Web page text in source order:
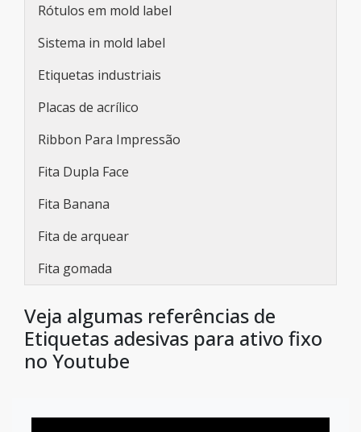
Rótulos em mold label
Sistema in mold label
Etiquetas industriais
Placas de acrílico
Ribbon Para Impressão
Fita Dupla Face
Fita Banana
Fita de arquear
Fita gomada
Veja algumas referências de
Etiquetas adesivas para ativo fixo
no Youtube